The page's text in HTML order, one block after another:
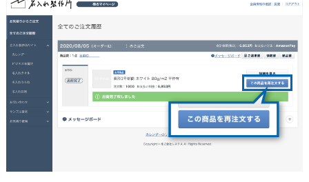
お持ちのデータから印刷する
お持ちの封筒から印刷する
印刷せずに注文する
データ入稿ガイド
テンプレートダウンロード